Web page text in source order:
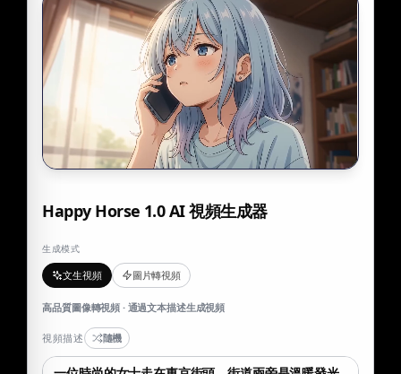
Happy Horse 1.0 AI 視頻生成器
生成模式
文生視頻 圖片轉視頻
高品質圖像轉視頻 · 通過文本描述生成視頻
視頻描述 隨機